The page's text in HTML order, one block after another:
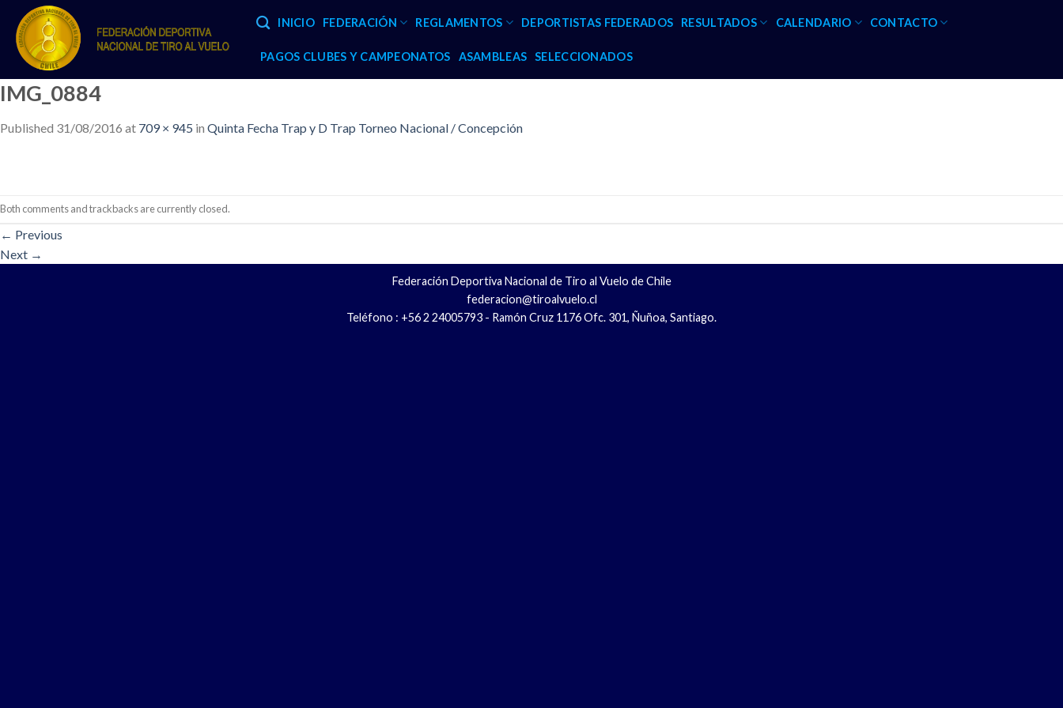
content
INICIO FEDERACIÓN REGLAMENTOS DEPORTISTAS FEDERADOS RESULTADOS CALENDARIO CONTACTO
PAGOS CLUBES Y CAMPEONATOS ASAMBLEAS SELECCIONADOS
IMG_0884
Published 31/08/2016 at 709 × 945 in Quinta Fecha Trap y D Trap Torneo Nacional / Concepción
Both comments and trackbacks are currently closed.
← Previous
Next →
Federación Deportiva Nacional de Tiro al Vuelo de Chile
federacion@tiroalvuelo.cl
Teléfono : +56 2 24005793 - Ramón Cruz 1176 Ofc. 301, Ñuñoa, Santiago.